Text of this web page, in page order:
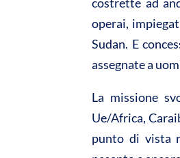
costrette ad
operai,
Sudan. E
assegnate a
La missione
Ue/Africa,
punto di vista